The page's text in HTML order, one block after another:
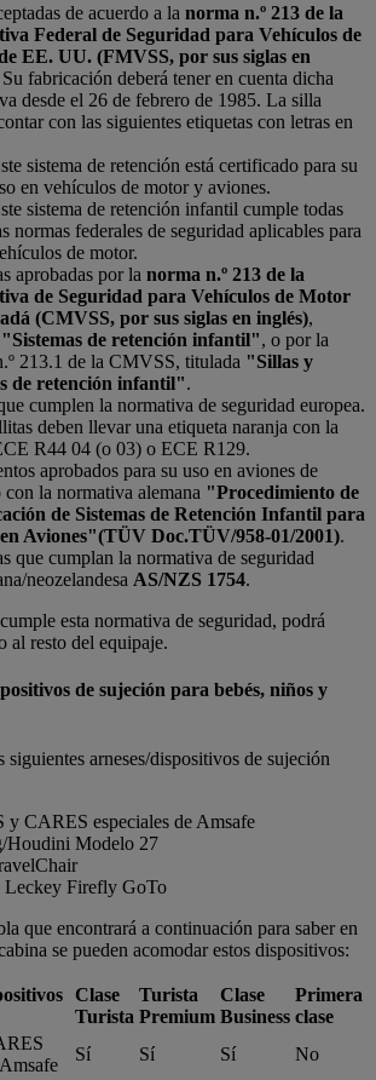
de acuerdo a la norma n.º 213 de la
Federal de Seguridad para Vehículos de
EE. UU. (FMVSS, por sus siglas en
Su fabricación deberá tener en cuenta dicha
desde el 26 de febrero de 1985. La silla
con las siguientes etiquetas con letras en
sistema de retención está certificado para su
en vehículos de motor y aviones.
sistema de retención infantil cumple todas
normas federales de seguridad aplicables para
de motor.
aprobadas por la norma n.º 213 de la
de Seguridad para Vehículos de Motor
(CMVSS, por sus siglas en inglés),
"Sistemas de retención infantil", o por la
213.1 de la CMVSS, titulada "Sillas y
de retención infantil".
cumplen la normativa de seguridad europea.
deben llevar una etiqueta naranja con la
R44 04 (o 03) o ECE R129.
aprobados para su uso en aviones de
con la normativa alemana "Procedimiento de
de Sistemas de Retención Infantil para
Aviones"(TÜV Doc.TÜV/958-01/2001).
que cumplan la normativa de seguridad
neozelandesa AS/NZS 1754.
esta normativa de seguridad, podrá
al resto del equipaje.
de sujeción para bebés, niños y
siguientes arneses/dispositivos de sujeción
y CARES especiales de Amsafe
Houdini Modelo 27
Leckey Firefly GoTo
que encontrará a continuación para saber en
se pueden acomodar estos dispositivos:
Clase
Turista
Turista
Premium
Clase
Business
Primera
clase
Sí Sí Sí
No